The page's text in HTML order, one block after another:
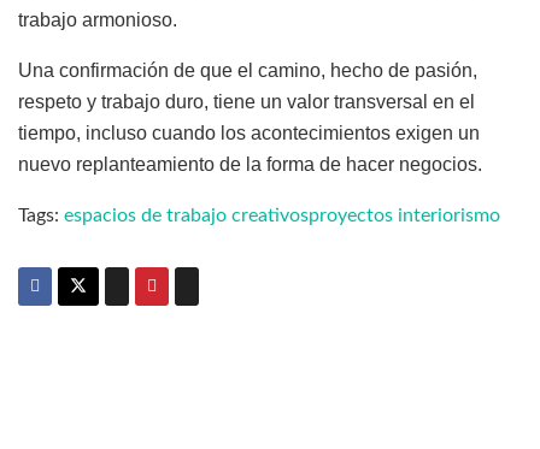
trabajo armonioso.
Una confirmación de que el camino, hecho de pasión,
respeto y trabajo duro, tiene un valor transversal en el
tiempo, incluso cuando los acontecimientos exigen un
nuevo replanteamiento de la forma de hacer negocios.
Tags: espacios de trabajo creativosproyectos interiorismo